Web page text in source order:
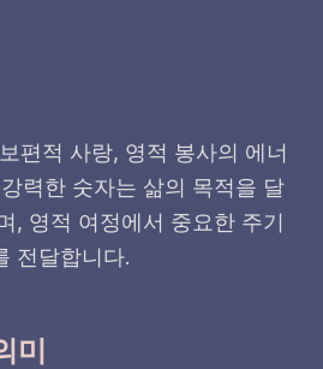
편적 사랑, 영적 봉사의 에너
력한 숫자는 삶의 목적을 달
, 영적 여정에서 중요한 주기
전달합니다.
미